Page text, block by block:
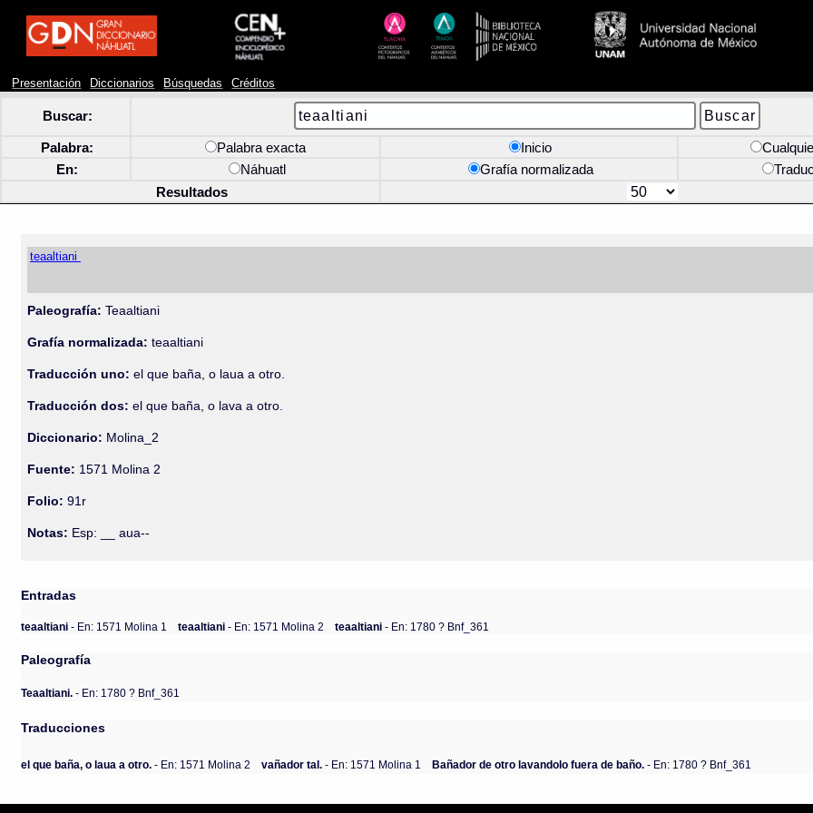
Presentación Diccionarios Búsquedas Créditos
Buscar:
Palabra: Palabra exacta Inicio
En:
Náhuatl Grafía normalizada
Resultados
teaaltiani
Paleografía: Teaaltiani
Grafía normalizada: teaaltiani
Traducción uno: el que baña, o laua a otro.
Traducción dos: el que baña, o lava a otro.
Diccionario: Molina_2
Fuente: 1571 Molina 2
Folio: 91r
Notas: Esp: __ aua--
Entradas
teaaltiani- En: 1571 Molina 1 teaaltiani- En: 1571 Molina 2 teaaltiani- En: 1780 ? Bnf_361
Paleografía
Teaaltiani. - En: 1780 ? Bnf_361
Traducciones
el que baña, o laua a otro. - En: 1571 Molina 2 vañador tal. - En: 1571 Molina 1 Bañador de otro lavandolo fuera de baño. - En: 1780 ? Bnf_361